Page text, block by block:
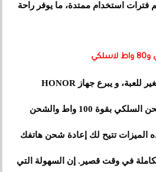
فترات استخدام ممتدة، ما يوفر راحة
الشحن السريع هو عنصر مغير للعبة، و يبرع جهاز HONOR
Magic7 RSR بقدرات الشحن السلكي بقوة 100 واط والشحن
80 واط. هذه الميزات تتيح لك إعادة شحن هاتفك
في وقت قصير. إن السهولة التي